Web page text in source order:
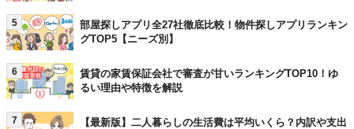
5
部屋探しアプリ全27社徹底比較！物件探しアプリランキン
グTOP5【ニーズ別】
6
賃貸の家賃保証会社で審査が甘いランキングTOP10！ゆ
るい理由や特徴を解説
7
【最新版】二人暮らしの生活費は平均いくら？内訳や支出